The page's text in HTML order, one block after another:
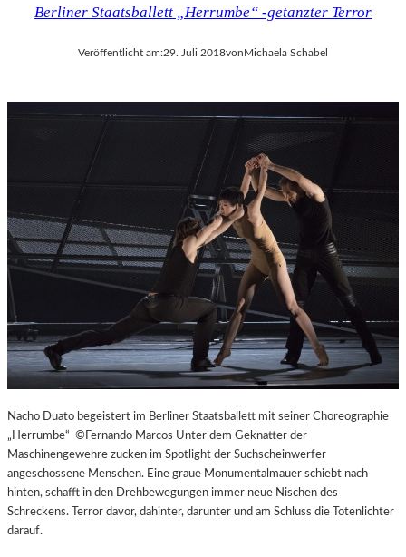
N
T
S
S
E
E
A
V
L
V
E
R
É
I
S
–
E
I
N
F
A
T
K
L
A
S
S
Berliner Staatsballett „Herrumbe“ -getanzter Terror
Veröffentlicht am:29. Juli 2018vonMichaela Schabel
Nacho Duato begeistert im Berliner Staatsballett mit seiner Choreographie
„Herrumbe“ ©Fernando Marcos Unter dem Geknatter der
Maschinengewehre zucken im Spotlight der Suchscheinwerfer
angeschossene Menschen. Eine graue Monumentalmauer schiebt nach
hinten, schafft in den Drehbewegungen immer neue Nischen des
Schreckens. Terror davor, dahinter, darunter und am Schluss die Totenlichter
darauf.